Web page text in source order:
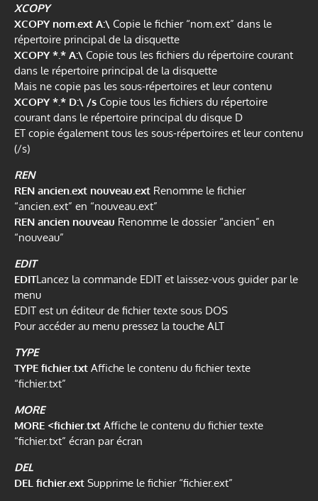
XCOPY
XCOPY nom.ext A:\ Copie le fichier “nom.ext” dans le
répertoire principal de la disquette
XCOPY *.* A:\ Copie tous les fichiers du répertoire courant
dans le répertoire principal de la disquette
Mais ne copie pas les sous-répertoires et leur contenu
XCOPY *.* D:\ /s Copie tous les fichiers du répertoire
courant dans le répertoire principal du disque D
ET copie également tous les sous-répertoires et leur contenu
(/s)
REN
REN ancien.ext nouveau.ext Renomme le fichier
“ancien.ext” en “nouveau.ext”
REN ancien nouveau Renomme le dossier “ancien” en
“nouveau”
EDIT
EDITLancez la commande EDIT et laissez-vous guider par le
menu
EDIT est un éditeur de fichier texte sous DOS
Pour accéder au menu pressez la touche ALT
TYPE
TYPE fichier.txt Affiche le contenu du fichier texte
“fichier.txt”
MORE
MORE <fichier.txt Affiche le contenu du fichier texte
“fichier.txt” écran par écran
DEL
DEL fichier.ext Supprime le fichier “fichier.ext”